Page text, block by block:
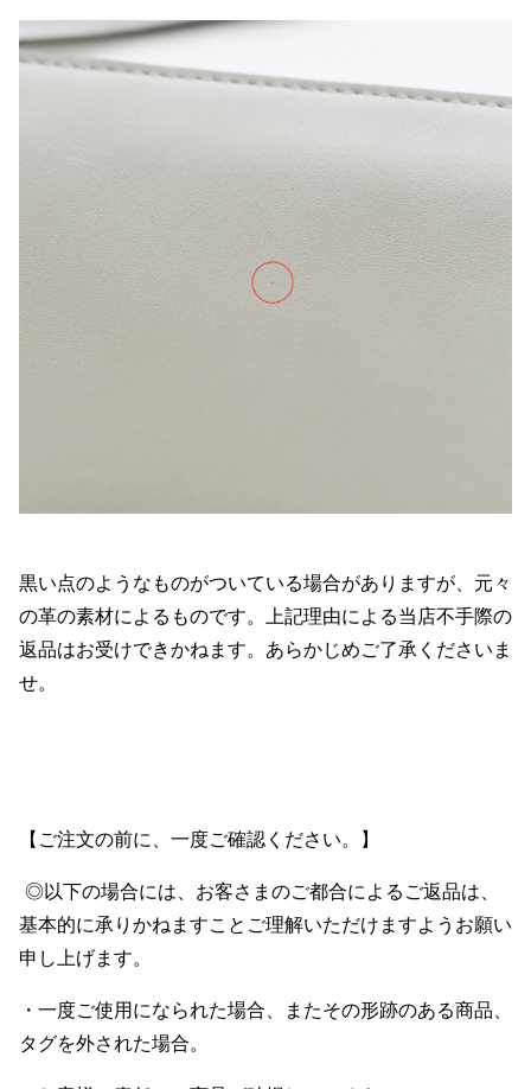
黒い点のようなものがついている場合がありますが、元々
の革の素材によるものです。上記理由による当店不手際の
返品はお受けできかねます。あらかじめご了承くださいま
せ。
【ご注文の前に、一度ご確認ください。】
◎以下の場合には、お客さまのご都合によるご返品は、
基本的に承りかねますことご理解いただけますようお願い
申し上げます。
・一度ご使用になられた場合、またその形跡のある商品、
タグを外された場合。